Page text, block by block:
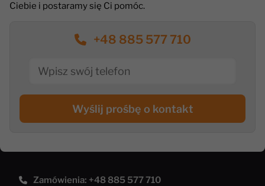
Ciebie i postaramy się Ci pomóc.
+48 885 577 710
Wyślij prośbę o kontakt
Zamówienia: +48 885 577 710